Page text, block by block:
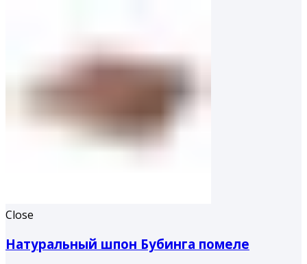
Close
Натуральный шпон Бубинга помеле